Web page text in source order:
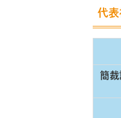
代
簡裁